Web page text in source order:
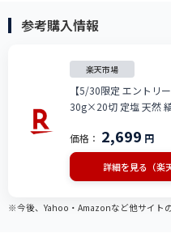
参考購入情報
楽天市場
【5/30限定 エントリ
30g×20切 定塩 天然
フト 父の日
価格： 2,699 円
詳細を見る（楽
※今後、Yahoo・Amazonなど他サイト